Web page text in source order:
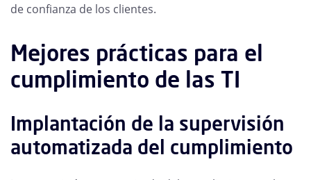
de confianza de los clientes.
Mejores prácticas para el
cumplimiento de las TI
Implantación de la supervisión
automatizada del cumplimiento